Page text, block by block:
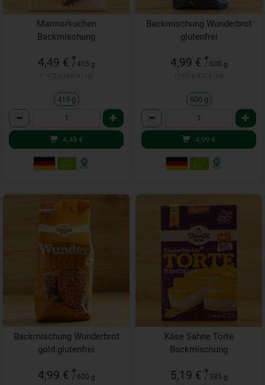
Marmorkuchen
Backmischung
4,49 € *
/ 415 g
415 g
Anzahl
4,49 €
Backmischung Wunderbrot
glutenfrei
4,99 € *
/ 600 g
600 g
Anzahl
4,99 €
Backmischung Wunderbrot
gold glutenfrei
4,99 € *
/ 600 g
Käse Sahne Torte
Backmischung
5,19 € *
/ 385 g